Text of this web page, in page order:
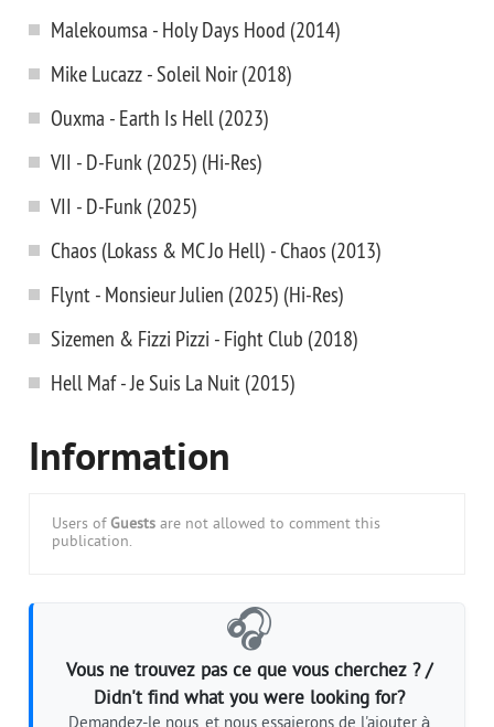
Malekoumsa - Holy Days Hood (2014)
Mike Lucazz - Soleil Noir (2018)
Ouxma - Earth Is Hell (2023)
VII - D-Funk (2025) (Hi-Res)
VII - D-Funk (2025)
Chaos (Lokass & MC Jo Hell) - Chaos (2013)
Flynt - Monsieur Julien (2025) (Hi-Res)
Sizemen & Fizzi Pizzi - Fight Club (2018)
Hell Maf - Je Suis La Nuit (2015)
Information
Users of Guests are not allowed to comment this
publication.
🎧
Vous ne trouvez pas ce que vous cherchez ? /
Didn't find what you were looking for?